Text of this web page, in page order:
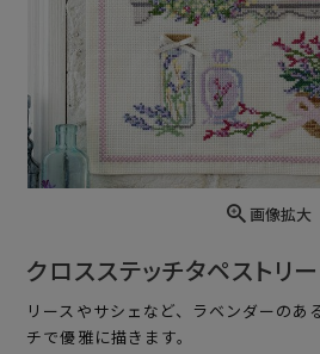
画像拡大
クロスステッチタペストリ
リースやサシェなど、ラベンダーのあ
チで優雅に描きます。